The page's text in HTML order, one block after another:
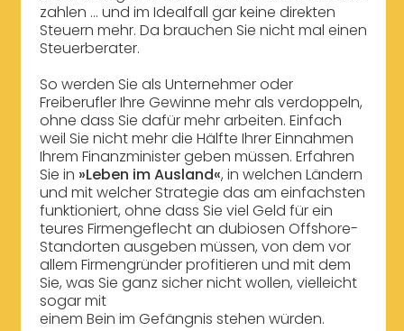
zahlen ... und im Idealfall gar keine direkten
Steuern mehr. Da brauchen Sie nicht mal einen
Steuerberater.
So werden Sie als Unternehmer oder
Freiberufler Ihre Gewinne mehr als verdoppeln,
ohne dass Sie dafür mehr arbeiten. Einfach
weil Sie nicht mehr die Hälfte Ihrer Einnahmen
Ihrem Finanzminister geben müssen. Erfahren
Sie in »Leben im Ausland«, in welchen Ländern
und mit welcher Strategie das am einfachsten
funktioniert, ohne dass Sie viel Geld für ein
teures Firmengeflecht an dubiosen Offshore-
Standorten ausgeben müssen, von dem vor
allem Firmengründer profitieren und mit dem
Sie, was Sie ganz sicher nicht wollen, vielleicht
sogar mit
einem Bein im Gefängnis stehen würden.